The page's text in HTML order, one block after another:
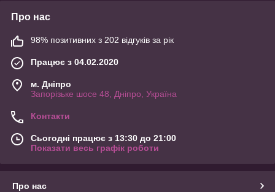
Про нас
98% позитивних з 202 відгуків за рік
Працює з 04.02.2020
м. Дніпро
Запорізьке шосе 48, Дніпро, Україна
Контакти
Сьогодні працює з 13:30 до 21:00
Показати весь графік роботи
Про нас